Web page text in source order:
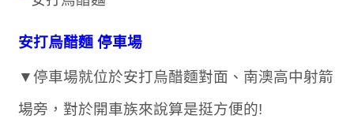
安打烏醋麵 停車場
▼停車場就位於安打烏醋麵對面、南澳高中射箭
場旁，對於開車族來說算是挺方便的!